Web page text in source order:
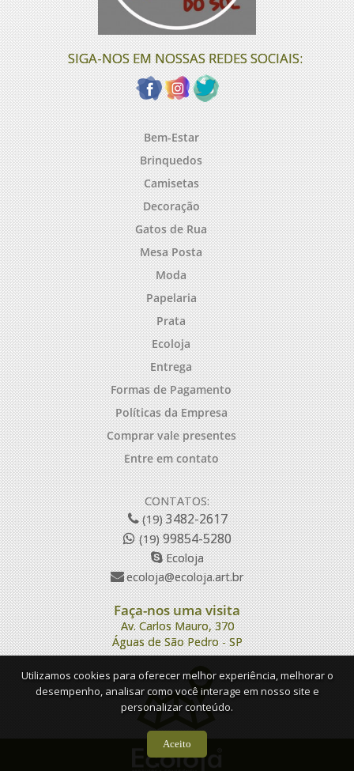
SIGA-NOS EM NOSSAS REDES SOCIAIS:
Bem-Estar
Brinquedos
Camisetas
Decoração
Gatos de Rua
Mesa Posta
Moda
Papelaria
Prata
Ecoloja
Entrega
Formas de Pagamento
Políticas da Empresa
Comprar vale presentes
Entre em contato
CONTATOS:
(19)3482-2617
(19)99854-5280
Ecoloja
ecoloja@ecoloja.art.br
Faça-nos uma visita
Av. Carlos Mauro, 370
Águas de São Pedro - SP
Utilizamos cookies para oferecer melhor experiência, melhorar o
desempenho, analisar como você interage em nosso site e
personalizar conteúdo.
Aceito